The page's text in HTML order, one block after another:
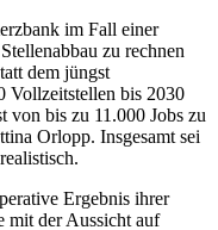
im Fall einer
zu rechnen
dem jüngst
Vollzeitstellen bis 2030
von bis zu 11.000 Jobs zu
Orlopp. Insgesamt sei
Ergebnis ihrer
mit der Aussicht auf